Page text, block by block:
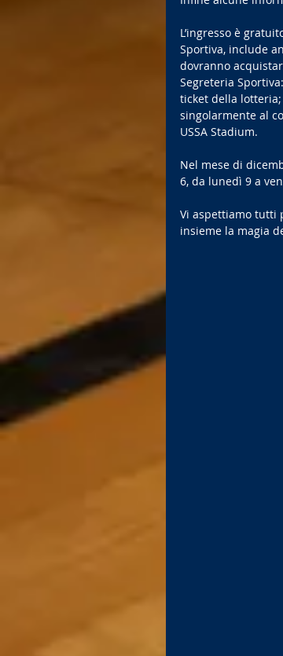
L’ingresso è
Sportiva, include
dovranno
Segreteria
ticket della
singolarmente al
USSA Stadium.
Nel mese di
6, da lunedì 9 a
Vi aspettiamo tutti
insieme la magia